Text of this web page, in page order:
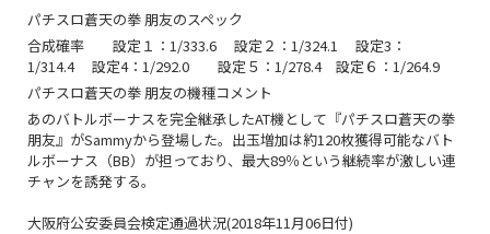
パチスロ蒼天の拳 朋友のスペック
合成確率 設定１：1/333.6 設定２：1/324.1 設定3：
1/314.4 設定4：1/292.0 設定５：1/278.4 設定６：1/264.9
パチスロ蒼天の拳 朋友の機種コメント
あのバトルボーナスを完全継承したAT機として『パチスロ蒼天の拳
朋友』がSammyから登場した。出玉増加は約120枚獲得可能なバト
ルボーナス（BB）が担っており、最大89％という継続率が激しい連
チャンを誘発する。
大阪府公安委員会検定通過状況(2018年11月06日付)